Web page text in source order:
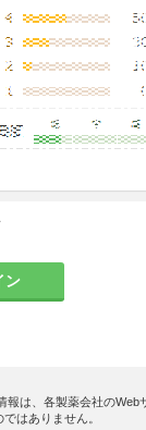
ン
は、各製薬会社のWeb
はありません。